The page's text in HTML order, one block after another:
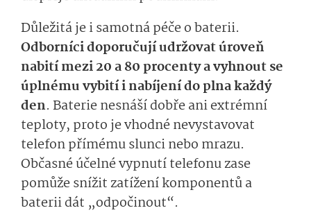
Důležitá je i samotná péče o baterii.
Odborníci doporučují udržovat úroveň
nabití mezi 20 a 80 procenty a vyhnout se
úplnému vybití i nabíjení do plna každý
den. Baterie nesnáší dobře ani extrémní
teploty, proto je vhodné nevystavovat
telefon přímému slunci nebo mrazu.
Občasné účelné vypnutí telefonu zase
pomůže snížit zatížení komponentů a
baterii dát „odpočinout“.